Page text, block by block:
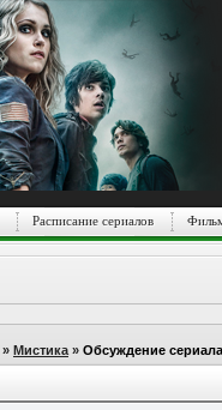
Расписание сериалов
» Мистика » Обсуждение